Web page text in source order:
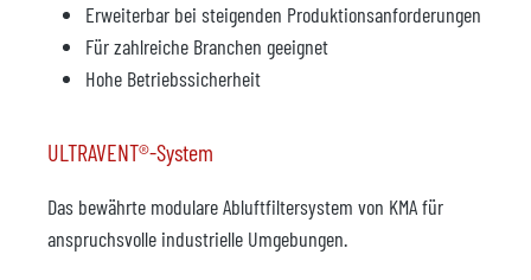
Erweiterbar bei steigenden Produktionsanforderungen
Für zahlreiche Branchen geeignet
Hohe Betriebssicherheit
ULTRAVENT®-System
Das bewährte modulare Abluftfiltersystem von KMA für
anspruchsvolle industrielle Umgebungen.